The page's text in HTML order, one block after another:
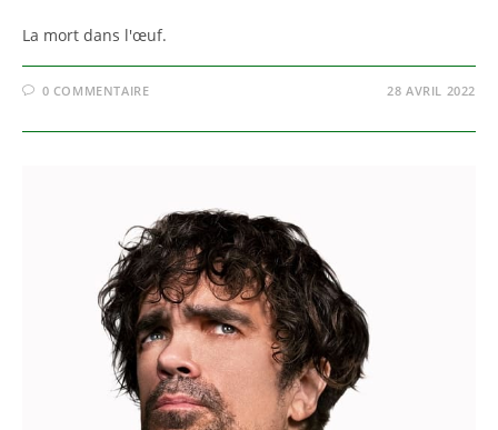
La mort dans l'œuf.
0 COMMENTAIRE 28 AVRIL 2022